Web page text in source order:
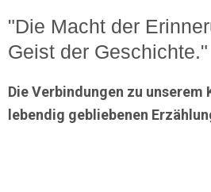
"Die Macht der
Geist der Geschichte."
Die Verbindungen zu unserem
lebendig gebliebenen